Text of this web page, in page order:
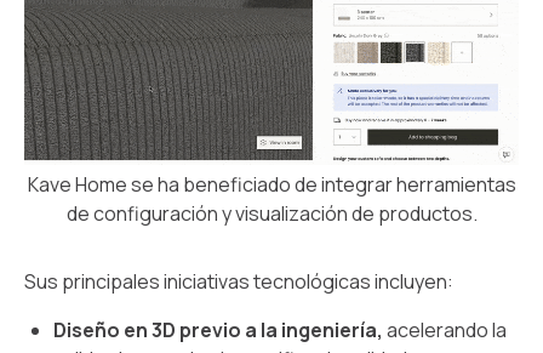
Kave Home se ha beneficiado de integrar herramientas
de configuración y visualización de productos.
Sus principales iniciativas tecnológicas incluyen:
Diseño en 3D previo a la ingeniería, acelerando la